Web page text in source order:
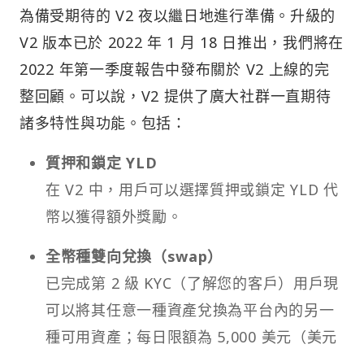
為備受期待的 V2 夜以繼日地進行準備。升級的
V2 版本已於 2022 年 1 月 18 日推出，我們將在
2022 年第一季度報告中發布關於 V2 上線的完
整回顧。可以說，V2 提供了廣大社群一直期待
諸多特性與功能。包括：
質押和鎖定 YLD
在 V2 中，用戶可以選擇質押或鎖定 YLD 代
幣以獲得額外獎勵。
全幣種雙向兌換（swap）
已完成第 2 級 KYC（了解您的客戶）用戶現
可以將其任意一種資產兌換為平台內的另一
種可用資產；每日限額為 5,000 美元（美元